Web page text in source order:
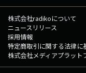
株式会社radikoについて
ニュースリリース
採用情報
特定商取引に関する法律に
株式会社メディアプラット